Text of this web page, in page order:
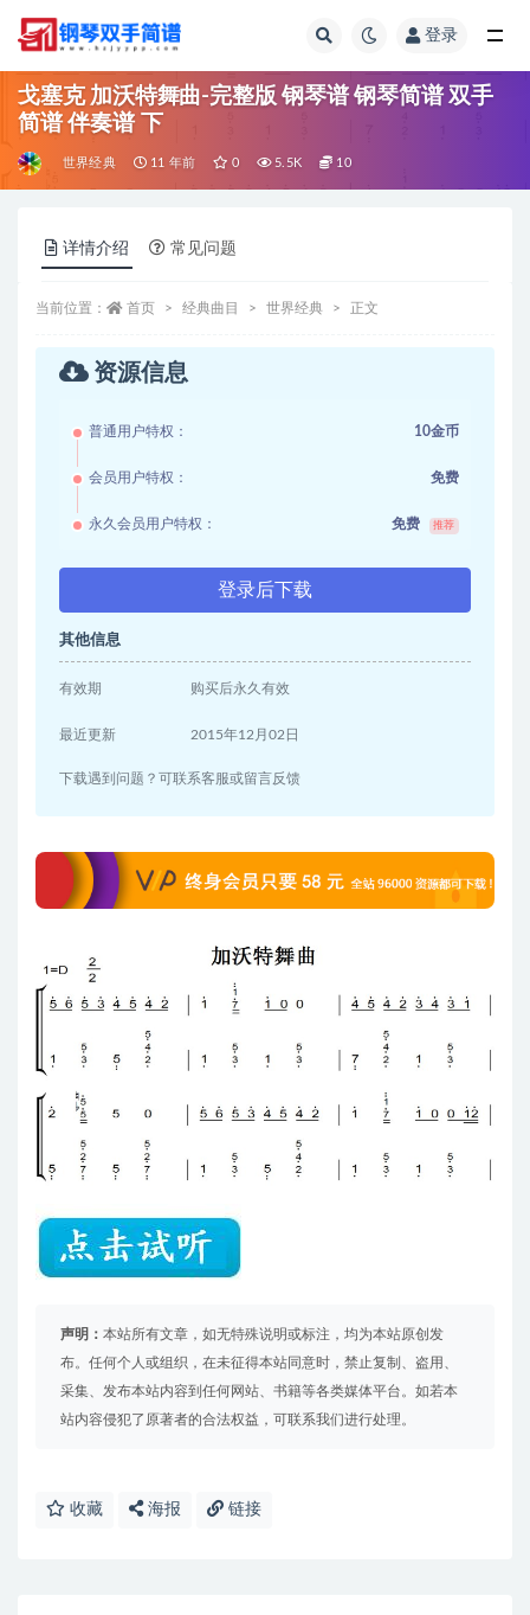
登录
戈塞克 加沃特舞曲-完整版 钢琴谱 钢琴简谱 双手
简谱 伴奏谱 下
世界经典 11 年前 0 5.5K 10
详情介绍 常见问题
当前位置： 首页 经典曲目 世界经典 正文
资源信息
普通用户特权： 10金币
会员用户特权： 免费
永久会员用户特权： 免费 推荐
登录后下载
其他信息
有效期 购买后永久有效
最近更新 2015年12月02日
下载遇到问题？可联系客服或留言反馈
声明： 本站所有文章，如无特殊说明或标注，均为本站原创发
布。任何个人或组织，在未征得本站同意时，禁止复制、盗用、
采集、发布本站内容到任何网站、书籍等各类媒体平台。如若本
站内容侵犯了原著者的合法权益，可联系我们进行处理。
收藏 海报 链接